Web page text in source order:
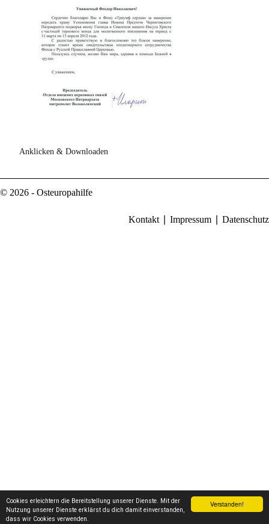
Verstanden!
Cookies erleichtern die Bereitstellung unserer Dienste. Mit der
Nutzung unserer Dienste erklärst du dich damit einverstanden,
dass wir Cookies verwenden.
Anklicken & Downloaden
© 2026 - Osteuropahilfe
Kontakt Impressum Datenschutz